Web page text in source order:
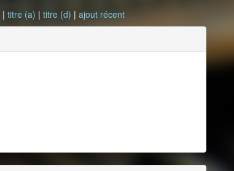
|titre (a) |titre (d) |ajout récent